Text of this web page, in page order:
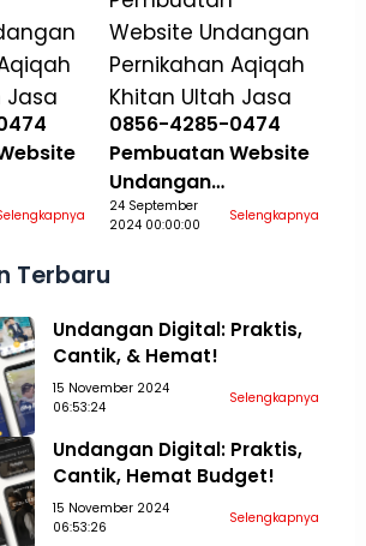
0856-4285-0474
Pembuatan Website
Undangan
Pernikahan Aqiqah
Aceh Tengah
24 September
2024 00:00:00
Selengkapnya
Terbaru
Undangan Digital: Praktis,
Cantik, & Hemat!
15 November 2024
06:53:24
Selengkapnya
Undangan Digital: Praktis,
Cantik, Hemat Budget!
15 November 2024
06:53:26
Selengkapnya